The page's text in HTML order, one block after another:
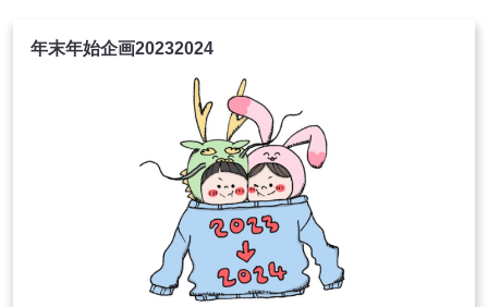
年末年始企画20232024